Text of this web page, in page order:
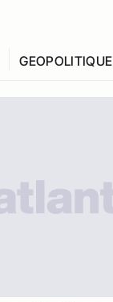
GEOPOLITIQUE